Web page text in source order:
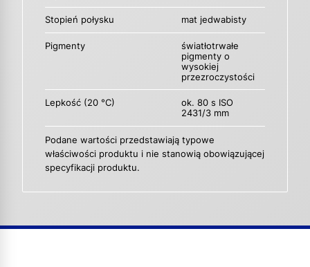
Stopień połysku mat jedwabisty
Pigmenty
światłotrwałe
pigmenty o
wysokiej
przezroczystości
Lepkość (20 °C)
ok. 80 s ISO
2431/3 mm
Podane wartości przedstawiają typowe
właściwości produktu i nie stanowią obowiązującej
specyfikacji produktu.